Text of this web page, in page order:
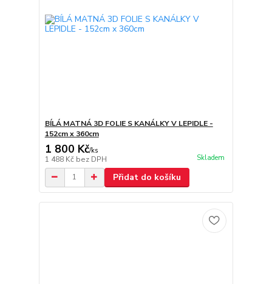
BÍLÁ MATNÁ 3D FOLIE S KANÁLKY V LEPIDLE -
152cm x 360cm
1 800 Kč/ks
1 488 Kč bez DPH Skladem
Přidat do košíku